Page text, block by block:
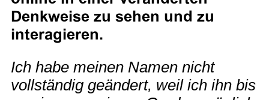
Denkweise zu sehen und zu
interagieren.
Ich habe meinen Namen nicht
vollständig geändert, weil ich ihn bis